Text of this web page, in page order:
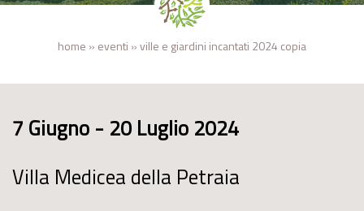
home » eventi »ville e giardini incantati 2024 copia
7 Giugno - 20 Luglio 2024
Villa Medicea della Petraia